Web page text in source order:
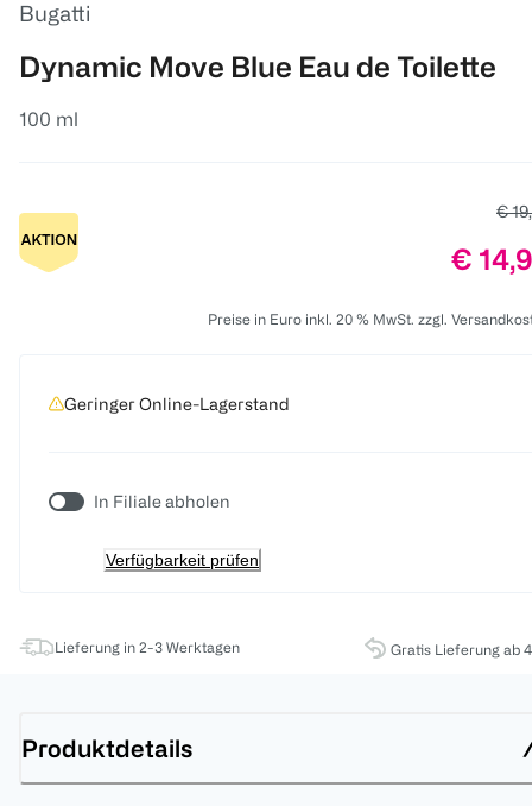
Bugatti
Dynamic Move Blue Eau de Toilette
100 ml
€
Preis:
€
Preise in Euro inkl. 20 % MwSt. zzgl.
Geringer Online-Lagerstand
In Filiale abholen
Verfügbarkeit prüfen
Lieferung in 2-3 Werktagen Gratis Lieferung ab
Produktdetails